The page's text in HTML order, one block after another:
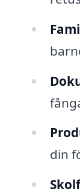
din